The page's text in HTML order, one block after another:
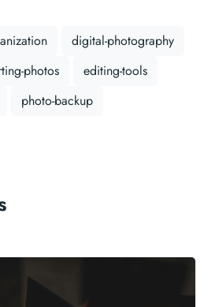
digital-photography
photos
editing-tools
photo-backup